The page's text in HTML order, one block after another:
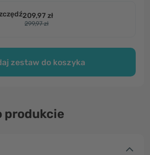
209,97 zł
299,97 zł
zestaw do koszyka
produkcie